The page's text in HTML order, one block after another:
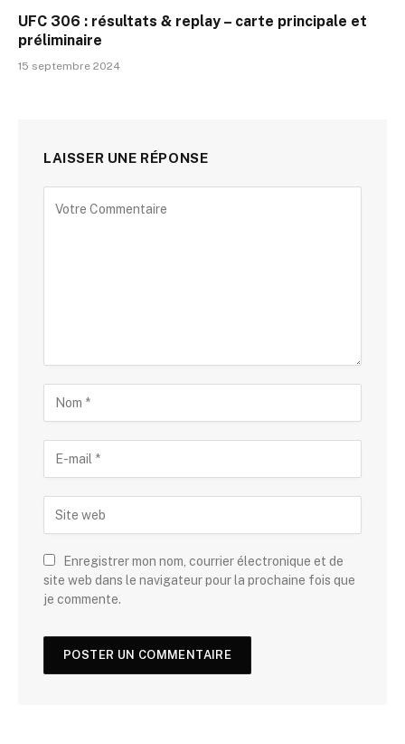
UFC 306 : résultats & replay – carte principale et
préliminaire
15 septembre 2024
LAISSER UNE RÉPONSE
Enregistrer mon nom, courrier électronique et de
site web dans le navigateur pour la prochaine fois que
je commente.